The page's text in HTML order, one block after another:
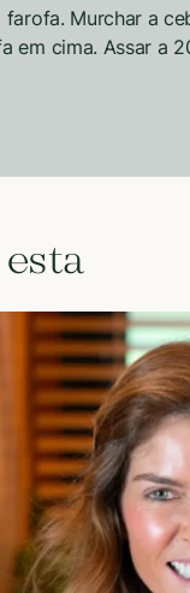
Murchar a
em cima. Assar a